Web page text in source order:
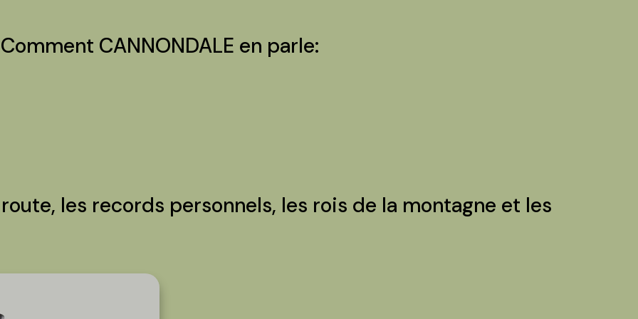
Comment CANNONDALE en parle:
les records personnels, les rois de la montagne et les